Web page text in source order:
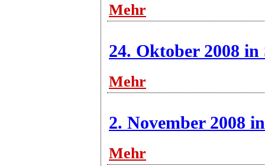
Mehr
24. Oktober 2008
Mehr
2. November 2008
Mehr